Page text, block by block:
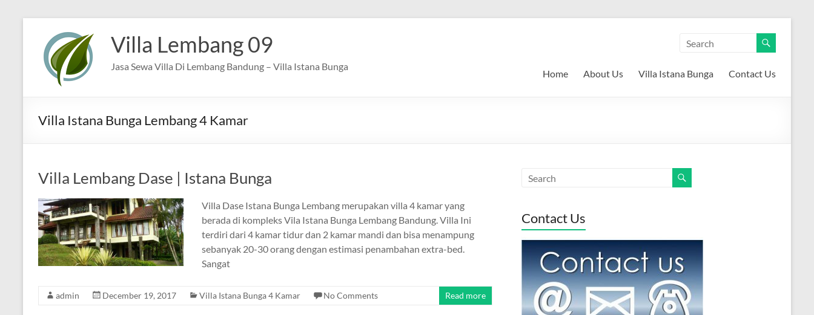
content
Villa Lembang 09
Jasa Sewa Villa Di Lembang Bandung – Villa Istana Bunga
Home About Us Villa Istana Bunga Contact Us
Villa Istana Bunga Lembang 4 Kamar
Villa Lembang Dase | Istana Bunga
Villa Dase Istana Bunga Lembang merupakan villa 4 kamar yang
berada di kompleks Vila Istana Bunga Lembang Bandung. Villa Ini
terdiri dari 4 kamar tidur dan 2 kamar mandi dan bisa menampung
sebanyak 20-30 orang dengan estimasi penambahan extra-bed.
Sangat
admin December 19, 2017 Villa Istana Bunga 4 Kamar No Comments Read more
Contact Us